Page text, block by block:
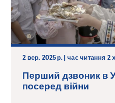
2 вер. 2025 р. | час читання 2
Перший дзвоник в
посеред війни